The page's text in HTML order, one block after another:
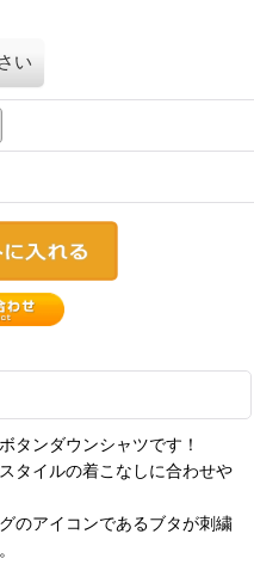
い
タンダウンシャツです！
タイルの着こなしに合わせや
のアイコンであるブタが刺繍